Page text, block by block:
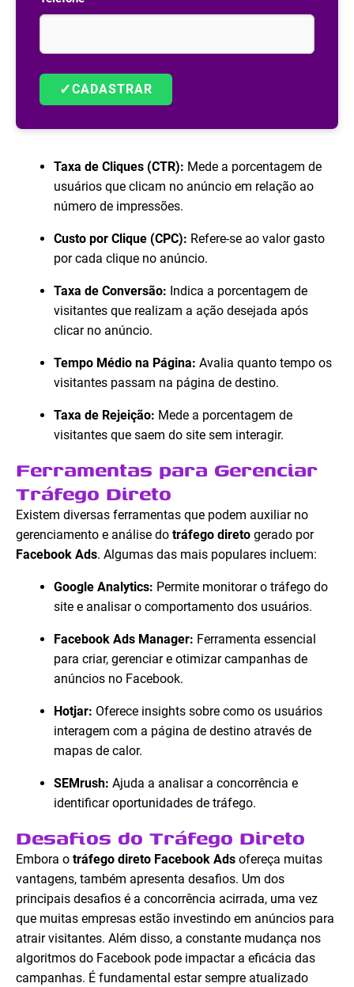
✓CADASTRAR
Taxa de Cliques (CTR): Mede a porcentagem de
usuários que clicam no anúncio em relação ao
número de impressões.
Custo por Clique (CPC): Refere-se ao valor gasto
por cada clique no anúncio.
Taxa de Conversão: Indica a porcentagem de
visitantes que realizam a ação desejada após
clicar no anúncio.
Tempo Médio na Página: Avalia quanto tempo os
visitantes passam na página de destino.
Taxa de Rejeição: Mede a porcentagem de
visitantes que saem do site sem interagir.
Ferramentas para Gerenciar
Tráfego Direto
Existem diversas ferramentas que podem auxiliar no
gerenciamento e análise do tráfego direto gerado por
Facebook Ads. Algumas das mais populares incluem:
Google Analytics: Permite monitorar o tráfego do
site e analisar o comportamento dos usuários.
Facebook Ads Manager: Ferramenta essencial
para criar, gerenciar e otimizar campanhas de
anúncios no Facebook.
Hotjar: Oferece insights sobre como os usuários
interagem com a página de destino através de
mapas de calor.
SEMrush: Ajuda a analisar a concorrência e
identificar oportunidades de tráfego.
Desafios do Tráfego Direto
Embora o tráfego direto Facebook Ads ofereça muitas
vantagens, também apresenta desafios. Um dos
principais desafios é a concorrência acirrada, uma vez
que muitas empresas estão investindo em anúncios para
atrair visitantes. Além disso, a constante mudança nos
algoritmos do Facebook pode impactar a eficácia das
campanhas. É fundamental estar sempre atualizado